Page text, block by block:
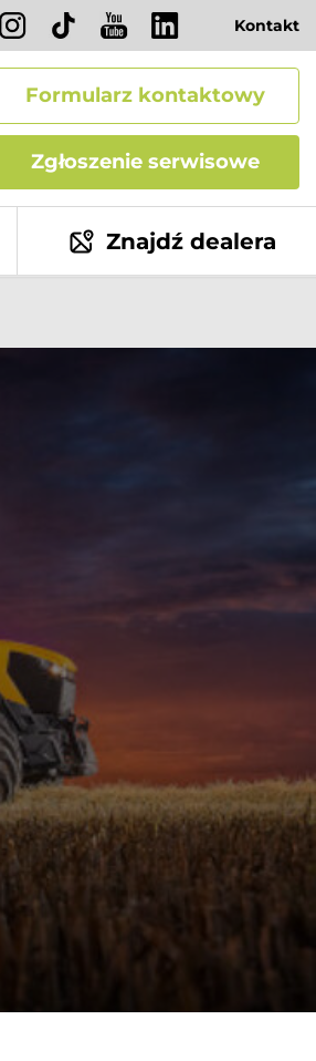
Kontakt
Formularz kontaktowy
Zgłoszenie serwisowe
Znajdź dealera